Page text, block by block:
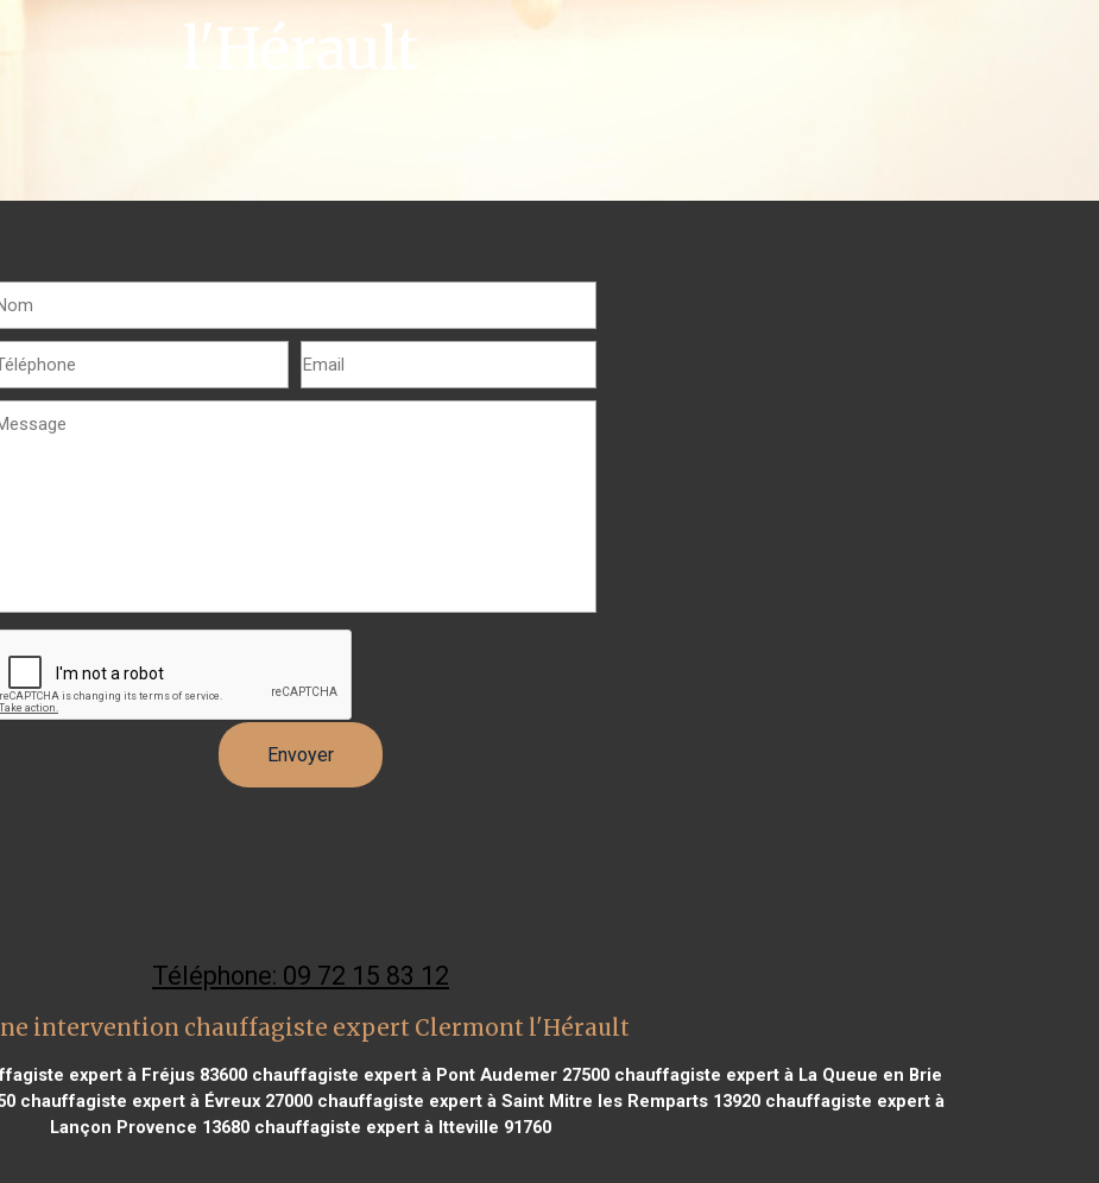
l'Hérault
Téléphone: 09 72 15 83 12
intervention chauffagiste expert Clermont l'Hérault
expert à Fréjus 83600 chauffagiste expert à Pont Audemer 27500 chauffagiste expert à La Queue en Brie
chauffagiste expert à Évreux 27000chauffagiste expert à Saint Mitre les Remparts 13920chauffagiste expert à
Lançon Provence 13680 chauffagiste expert à Itteville 91760